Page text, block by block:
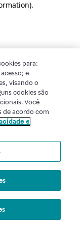
.
para:
e
visando o
cookies são
Você
de acordo com
e